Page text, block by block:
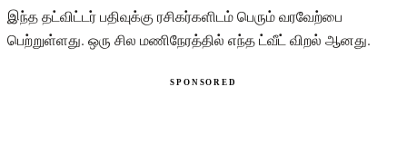
இந்த தட்விட்டர் பதிவுக்கு ரசிகர்களிடம் பெரும் வரவேற்பை
பெற்றுள்ளது. ஒரு சில மணிநேரத்தில் எந்த ட்வீட் விறல் ஆனது.